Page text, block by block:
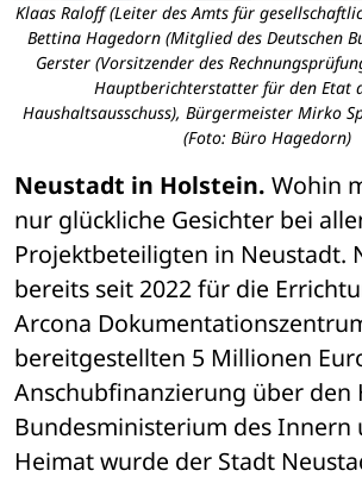
Klaas Raloff (Leiter des Amts für
Bettina Hagedorn (Mitglied des Deutschen
Gerster (Vorsitzender des
Hauptberichterstatter für den Etat
Haushaltsausschuss), Bürgermeister Mirko
(Foto: Büro Hagedorn)
Neustadt in Holstein. Wohin
nur glückliche Gesichter bei
Projektbeteiligten in Neustadt.
bereits seit 2022 für die
Arcona
bereitgestellten 5 Millionen
Anschubfinanzierung über den
Bundesministerium des Innern
Heimat wurde der Stadt